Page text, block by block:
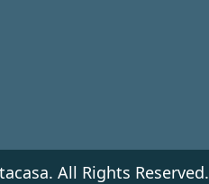
All Rights Reserved.